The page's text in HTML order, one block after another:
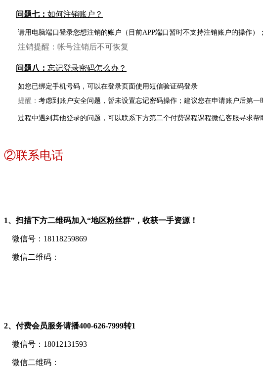
问题七： 如何注销账户？
请用电脑端口登录您想注销的账户（目前APP端口暂时不支持注销账户的操作）
注销提醒：帐号注销后不可恢复
问题八： 忘记登录密码怎么办？
如您已绑定手机号码，可以在登录页面使用短信验证码登录
提醒： 考虑到账户安全问题，暂未设置忘记密码操作；建议您在申请账户后第
过程中遇到其他登录的问题，可以联系下方第二个付费课程课程微信客服寻求帮
②联系电话
1、扫描下方二维码加入“地区粉丝群”，收获一手资源！
微信号：18118259869
微信二维码：
2、付费会员服务请播400-626-7999转1
微信号：18012131593
微信二维码：